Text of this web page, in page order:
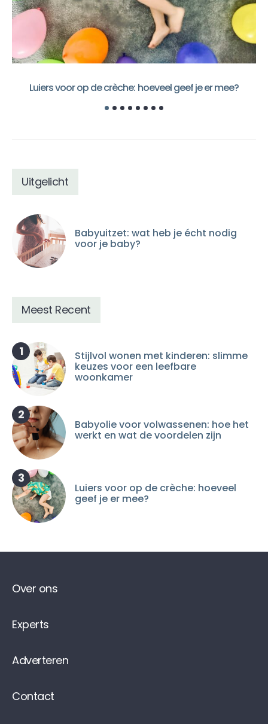
Luiers voor op de crèche: hoeveel geef je er mee?
Uitgelicht
Babyuitzet: wat heb je écht nodig
voor je baby?
Meest Recent
1 Stijlvol wonen met kinderen: slimme
keuzes voor een leefbare
woonkamer
2
Babyolie voor volwassenen: hoe het
werkt en wat de voordelen zijn
3
Luiers voor op de crèche: hoeveel
geef je er mee?
Over ons
Experts
Adverteren
Contact